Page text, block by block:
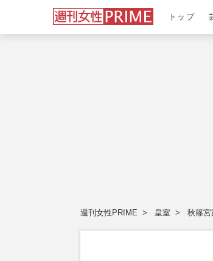
トップ
週刊女性PRIME 皇室 秋篠宮